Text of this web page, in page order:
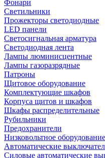
Фонари
Светильники
Прожекторы светодиодные
LED панели
Светосигнальная арматура
Светодиодная лента
Лампы люминисцентные
Лампы газоразрядные
Патроны
Щитовое оборудование
Комплектующие шкафов
Корпуса щитов и шкафов
Шкафы распределительные
Рубильники
Предохранители
Низковольтное оборудование
Автоматические
Силовые автоматические